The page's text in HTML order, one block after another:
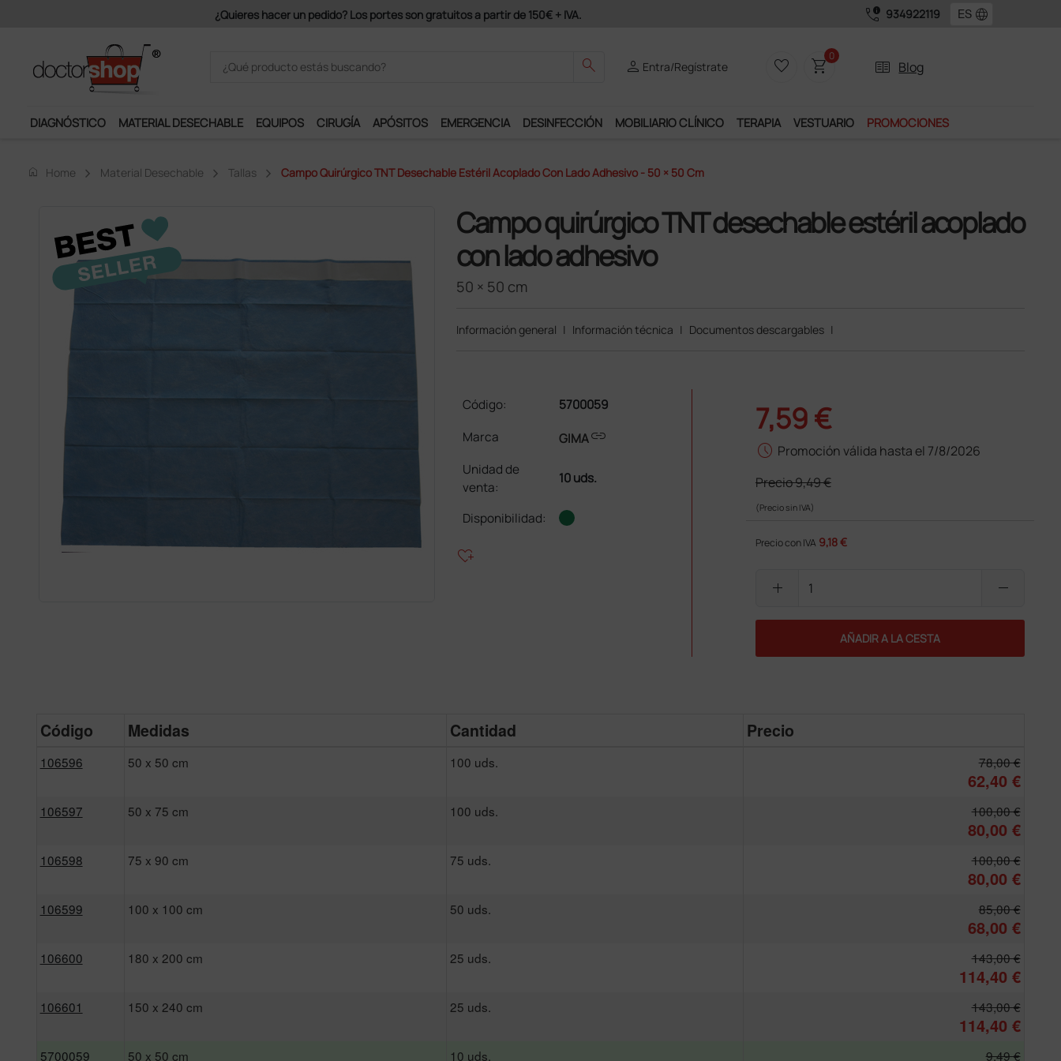
Únete al programa Ds Plus y podrás disfrutar de muchos servicios exclusivos. call_quality 934922119 language
search person Entra/Regístrate favorite_border shopping_cart0
two_pager Blog
DIAGNÓSTICO MATERIAL DESECHABLE EQUIPOS CIRUGÍA APÓSITOS EMERGENCIA DESINFECCIÓN MOBILIARIO CLÍNICO TERAPIA VESTUARIO PROMOCIONES
home Home Material Desechable Tallas Campo Quirúrgico TNT Desechable Estéril Acoplado Con Lado Adhesivo - 50 × 50 Cm
Campo quirúrgico TNT desechable estéril acoplado
con lado adhesivo
50 × 50 cm
Información general | Información técnica | Documentos descargables |
Código:
5700059
Marca
GIMAlink
Unidad de
venta:
10 uds.
Disponibilidad:
heart_plus
7,59 €
schedule Promoción válida hasta el 7/8/2026
Precio9,49 €
(Precio sin IVA)
Precio con IVA 9,18 €
add remove
AÑADIR A LA CESTA
Código Medidas Cantidad Precio
106596 50 x 50 cm 100 uds. 78,00 €
62,40 €
106597 50 x 75 cm 100 uds. 100,00 €
80,00 €
106598 75 x 90 cm 75 uds. 100,00 €
80,00 €
106599 100 x 100 cm 50 uds. 85,00 €
68,00 €
106600 180 x 200 cm 25 uds. 143,00 €
114,40 €
106601 150 x 240 cm 25 uds. 143,00 €
114,40 €
5700059 50 x 50 cm 10 uds. 9,49 €